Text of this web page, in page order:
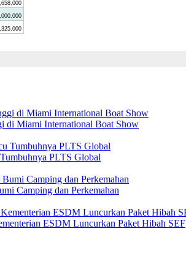
di Miami International Boat Show
PLTS Global
Camping dan Perkemahan
ESDM Luncurkan Paket Hibah SEF